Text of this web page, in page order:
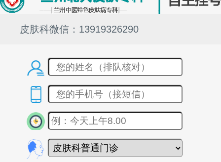
皮肤科微信：13919326290